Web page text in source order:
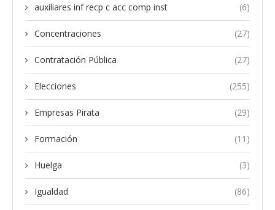
auxiliares inf recp c acc comp inst (6)
Concentraciones (27)
Contratación Pública (27)
Elecciones (255)
Empresas Pirata (29)
Formación (11)
Huelga (3)
Igualdad (86)